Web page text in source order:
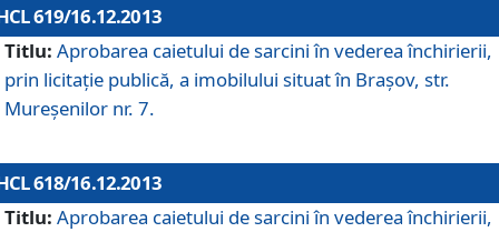
619/16.12.2013
Titlu: Aprobarea caietului de sarcini în vederea închirierii,
prin licitaţie publică, a imobilului situat în Braşov, str.
Mureşenilor nr. 7.
618/16.12.2013
Titlu: Aprobarea caietului de sarcini în vederea închirierii,